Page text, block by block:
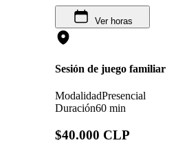
Ver horas
Sesión de juego familiar
ModalidadPresencial
Duración60 min
$40.000 CLP